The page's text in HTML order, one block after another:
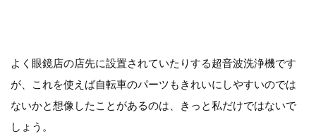
よく眼鏡店の店先に設置されていたりする超音波洗浄機です
が、これを使えば自転車のパーツもきれいにしやすいのでは
ないかと想像したことがあるのは、きっと私だけではないで
しょう。